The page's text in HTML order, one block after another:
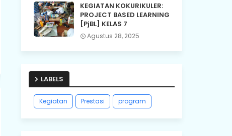
KEGIATAN KOKURIKULER:
PROJECT BASED LEARNING
[PjBL] KELAS 7
Agustus 28, 2025
LABELS
Kegiatan Prestasi program